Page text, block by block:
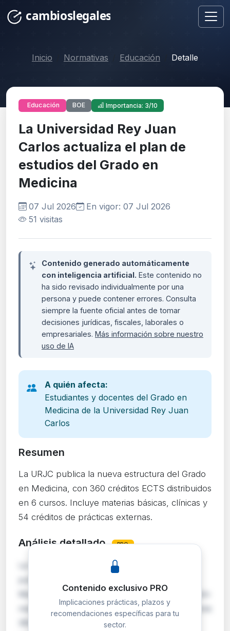
Inicio Normativas Educación Detalle
Educación BOE Importancia: 3/10
La Universidad Rey Juan
Carlos actualiza el plan de
estudios del Grado en
Medicina
07 Jul 2026
En vigor: 07 Jul 2026
51 visitas
Contenido generado automáticamente
con inteligencia artificial. Este contenido no
ha sido revisado individualmente por una
persona y puede contener errores. Consulta
siempre la fuente oficial antes de tomar
decisiones jurídicas, fiscales, laborales o
empresariales. Más información sobre nuestro
uso de IA
A quién afecta:
Estudiantes y docentes del Grado en
Medicina de la Universidad Rey Juan
Carlos
Resumen
La URJC publica la nueva estructura del Grado
en Medicina, con 360 créditos ECTS distribuidos
en 6 cursos. Incluye materias básicas, clínicas y
54 créditos de prácticas externas.
Análisis detallado PRO
La Universidad Rey Juan Carlos modifica y
Medicina, con informe favorable de la Fundación
madri+d de 18 de junio de 2026. El título mantiene
360 créditos ECTS totales: 90 de formación
Contenido exclusivo PRO
Implicaciones prácticas, plazos y
recomendaciones específicas para tu
sector.